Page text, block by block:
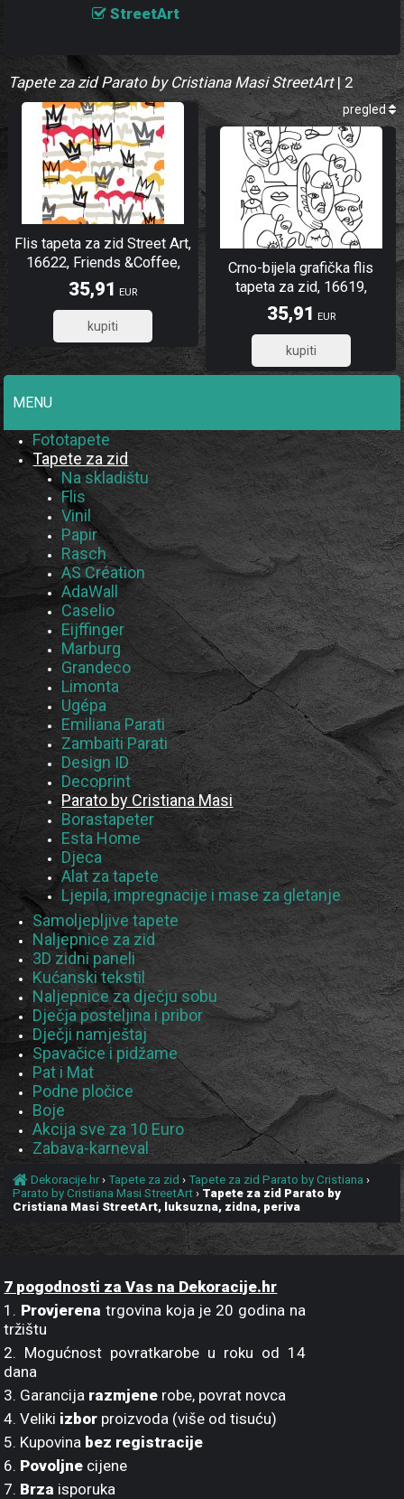
StreetArt
Tapete za zid Parato by Cristiana Masi StreetArt| 2
pregled
Flis tapeta za zid Street Art,
16622, Friends &Coffee,
Cristiana Masi by Parato |
Ljepilo Gratis
35,91 EUR
28,73
Crno-bijela grafička flis
tapeta za zid, 16619,
Friends &Coffee, Cristiana
Masi by Parato | Ljepilo
Gratis
35,91 EUR
28,73
MENU
Fototapete
Tapete za zid
Na skladištu
Flis
Vinil
Papir
Rasch
AS Création
AdaWall
Caselio
Eijffinger
Marburg
Grandeco
Limonta
Ugépa
Emiliana Parati
Zambaiti Parati
Design ID
Decoprint
Parato by Cristiana Masi
Borastapeter
Esta Home
Djeca
Alat za tapete
Ljepila, impregnacije i mase za gletanje
Samoljepljive tapete
Naljepnice za zid
3D zidni paneli
Kućanski tekstil
Naljepnice za dječju sobu
Dječja posteljina i pribor
Dječji namještaj
Spavačice i pidžame
Pat i Mat
Podne pločice
Boje
Akcija sve za 10 Euro
Zabava-karneval
Dekoracije.hr›Tapete za zid ›Tapete za zid Parato by Cristiana ›
Parato by Cristiana Masi StreetArt › Tapete za zid Parato by
Cristiana Masi StreetArt, luksuzna, zidna, periva
7 pogodnosti za Vas na Dekoracije.hr
1. Provjerena trgovina koja je 20 godina na
tržištu
2. Mogućnost povratkarobe u roku od 14
dana
3. Garancija razmjene robe, povrat novca
4. Veliki izbor proizvoda (više od tisuću)
5. Kupovina bez registracije
6. Povoljne cijene
7. Brza isporuka